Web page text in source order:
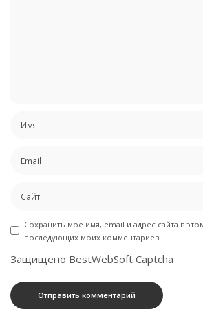
Сохранить моё имя, email и адрес сайта в
последующих моих комментариев.
Защищено BestWebSoft Captcha